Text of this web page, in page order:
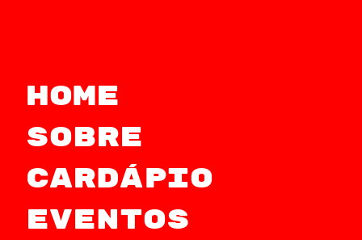
Home
Sobre
Cardápio
Eventos